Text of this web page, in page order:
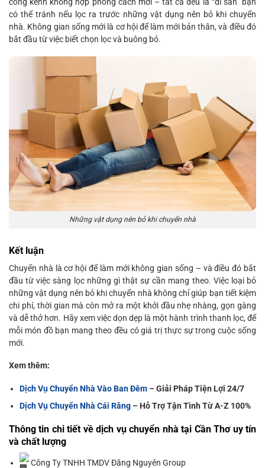
cồng kềnh không hợp phong cách mới – tất cả đều là “di sản” bạn
có thể tránh nếu lọc ra trước những vật dụng nên bỏ khi chuyển
nhà. Không gian sống mới là cơ hội để làm mới bản thân, và điều đó
bắt đầu từ việc biết chọn lọc và buông bỏ.
Những vật dụng nên bỏ khi chuyển nhà
Kết luận
Chuyển nhà là cơ hội để làm mới không gian sống – và điều đó bắt
đầu từ việc sàng lọc những gì thật sự cần mang theo. Việc loại bỏ
những vật dụng nên bỏ khi chuyển nhà không chỉ giúp bạn tiết kiệm
chi phí, thời gian mà còn mở ra một khởi đầu nhẹ nhàng, gọn gàng
và dễ thở hơn. Hãy xem việc dọn dẹp là một hành trình thanh lọc, để
mỗi món đồ bạn mang theo đều có giá trị thực sự trong cuộc sống
mới.
Xem thêm:
Dịch Vụ Chuyển Nhà Vào Ban Đêm– Giải Pháp Tiện Lợi 24/7
Dịch Vụ Chuyển Nhà Cái Răng– Hỗ Trợ Tận Tình Từ A-Z 100%
Thông tin chi tiết về dịch vụ chuyển nhà tại Cần Thơ uy tín
và chất lượng
Công Ty TNHH TMDV Đăng Nguyên Group